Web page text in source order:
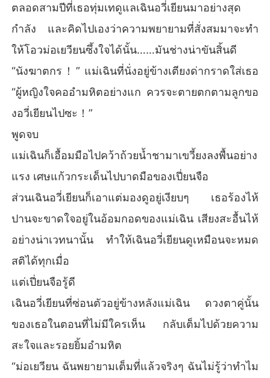
ตลอดสามปีที่เธอทุ่มเทดูแลเฉินอวี่เยียนมาอย่างสุด
กำลัง และคิดไปเองว่าความพยายามที่สั่งสมมาจะทำ
ให้โอวม่อเยวียนซึ้งใจได้นั้น……มันช่างน่าขันสิ้นดี
“นังฆาตกร！” แม่เฉินที่นั่งอยู่ข้างเตียงด่ากราดใส่เธอ
“ผู้หญิงใจคออำมหิตอย่างแก ควรจะตายตกตามลูกขอ
งอวี่เยียนไปซะ！”
พูดจบ
แม่เฉินก็เอื้อมมือไปคว้าถ้วยน้ำชามาเขวี้ยงลงพื้นอย่าง
แรง เศษแก้วกระเด็นไปบาดมือของเปี่ยนจือ
ส่วนเฉินอวี่เยียนก็เอาแต่มองดูอยู่เงียบๆ เธอร้องไห้
ปานจะขาดใจอยู่ในอ้อมกอดของแม่เฉิน เสียงสะอื้นไห้
อย่างน่าเวทนานั้น ทำให้เฉินอวี่เยียนดูเหมือนจะหมด
สติได้ทุกเมื่อ
แต่เปี่ยนจือรู้ดี
เฉินอวี่เยียนที่ซ่อนตัวอยู่ข้างหลังแม่เฉิน ดวงตาคู่นั้น
ของเธอในตอนที่ไม่มีใครเห็น กลับเต็มไปด้วยความ
สะใจและรอยยิ้มอำมหิต
“ม่อเยวียน ฉันพยายามเต็มที่แล้วจริงๆ ฉันไม่รู้ว่าทำไม